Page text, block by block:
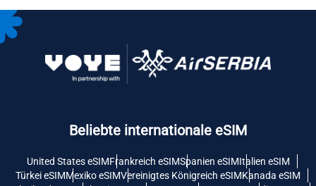
Beliebte internationale eSIM
United States eSIMFrankreich eSIMSpanien eSIMItalien eSIM
Türkei eSIMMexiko eSIMVereinigtes Königreich eSIMKanada eSIM